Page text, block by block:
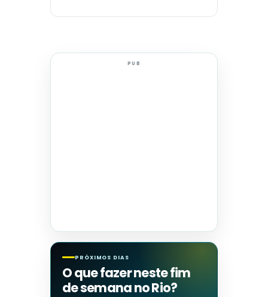
PUB
PRÓXIMOS DIAS
O que fazer neste fim
de semana no Rio?